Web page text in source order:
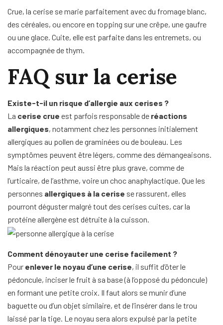
Crue, la cerise se marie parfaitement avec du fromage blanc,
des céréales, ou encore en topping sur une crêpe, une gaufre
ou une glace. Cuite, elle est parfaite dans les entremets, ou
accompagnée de thym.
FAQ sur la cerise
Existe-t-il un risque d’allergie aux cerises ?
La cerise crue est parfois responsable de réactions
allergiques, notamment chez les personnes initialement
allergiques au pollen de graminées ou de bouleau. Les
symptômes peuvent être légers, comme des démangeaisons.
Mais la réaction peut aussi être plus grave, comme de
l’urticaire, de l’asthme, voire un choc anaphylactique. Que les
personnes allergiques à la cerise se rassurent, elles
pourront déguster malgré tout des cerises cuites, car la
protéine allergène est détruite à la cuisson.
Comment dénoyauter une cerise facilement ?
Pour enlever le noyau d’une cerise, il suffit d’ôter le
pédoncule, inciser le fruit à sa base (à l’opposé du pédoncule)
en formant une petite croix. Il faut alors se munir d’une
baguette ou d’un objet similaire, et de l’insérer dans le trou
laissé par la tige. Le noyau sera alors expulsé par la petite